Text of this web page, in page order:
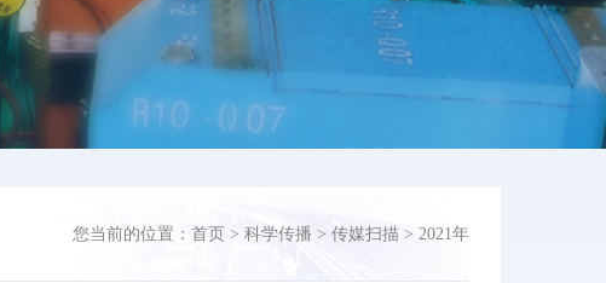
您当前的位置： 首页 > 科学传播 > 传媒扫描 > 2021年